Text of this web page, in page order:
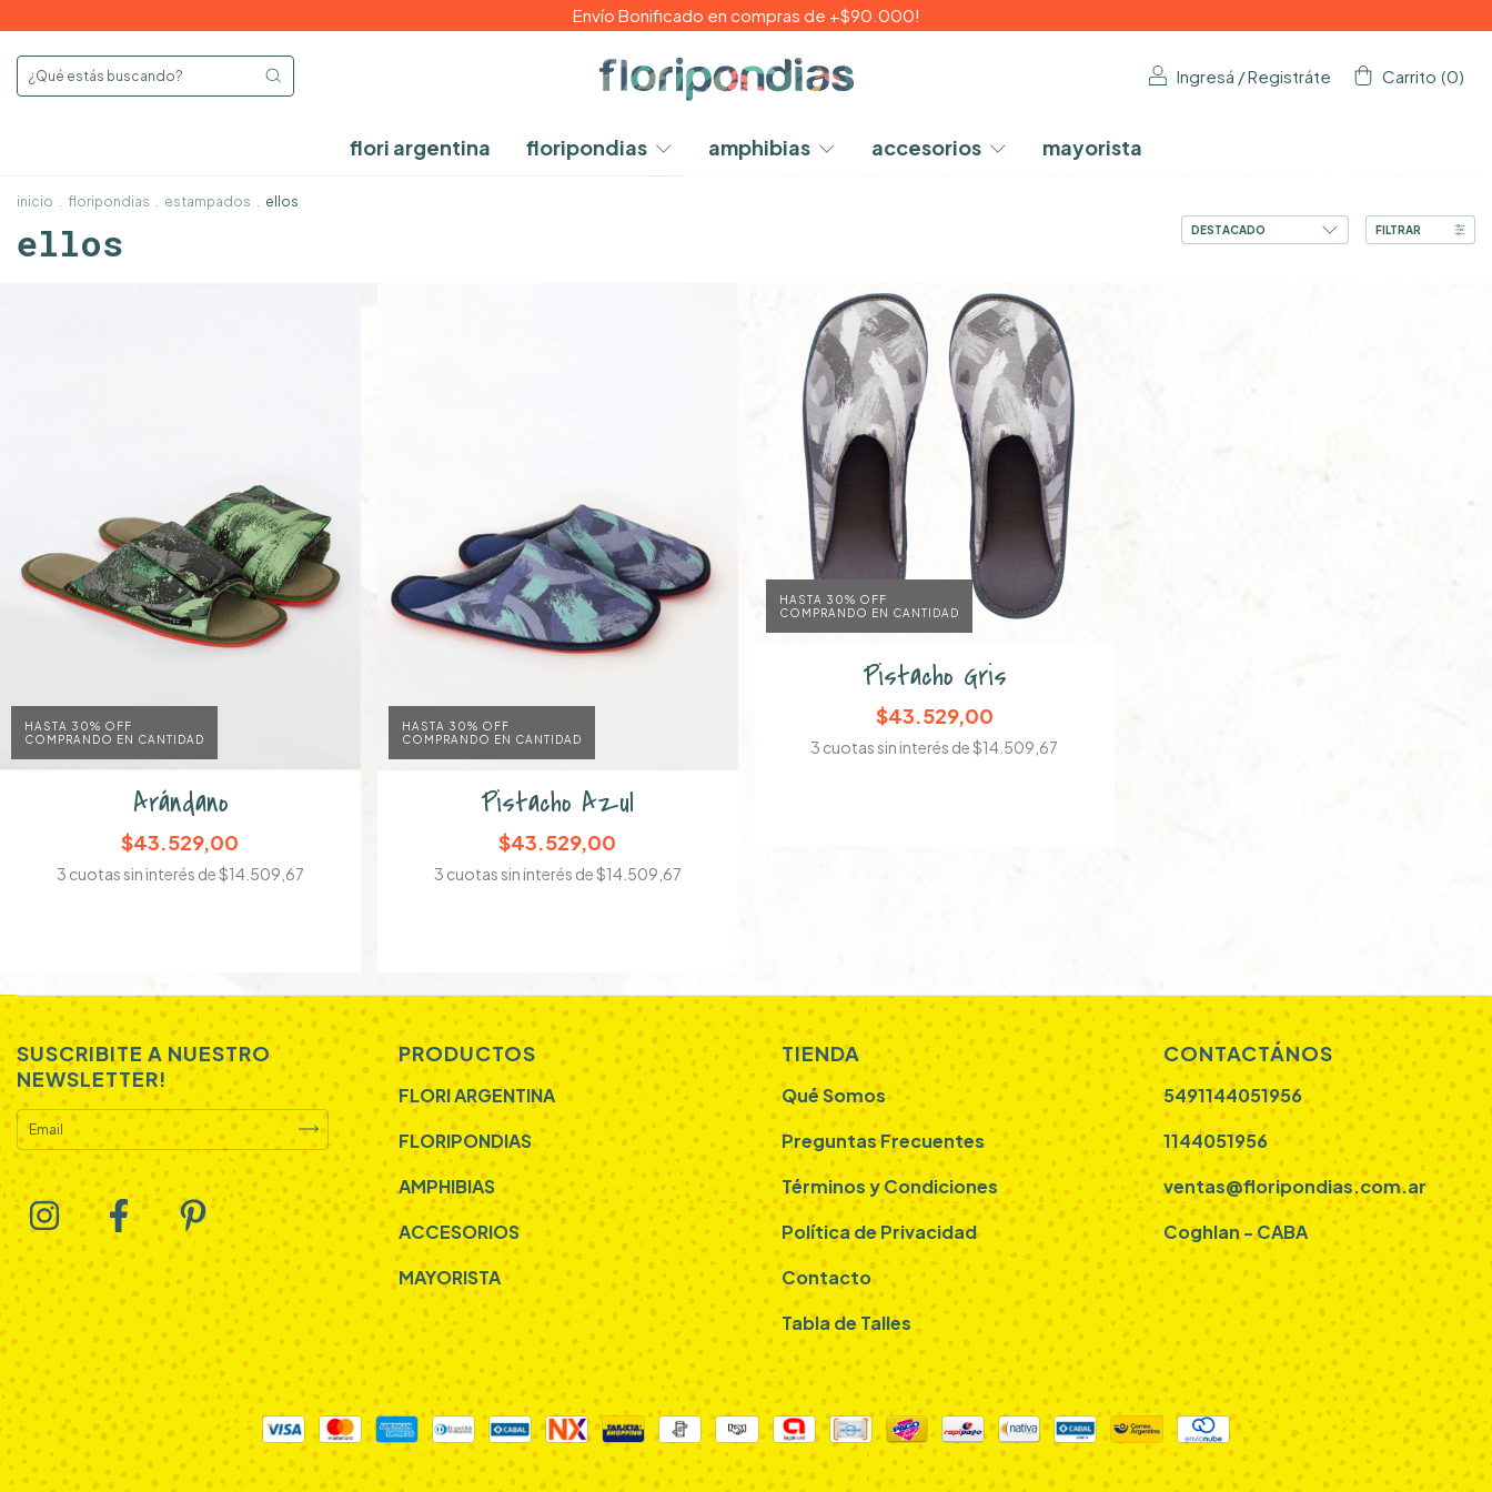
Envío Bonificado en compras de +$90.000!
Ingresá /Registráte Carrito (0)
flori argentina floripondias amphibias accesorios mayorista
inicio . floripondias . estampados . ellos
ellos FILTRAR
HASTA 30% OFF
COMPRANDO EN CANTIDAD
Arándano
$43.529,00
3 cuotas sin interés de$14.509,67
HASTA 30% OFF
COMPRANDO EN CANTIDAD
Pistacho Azul
$43.529,00
3 cuotas sin interés de$14.509,67
HASTA 30% OFF
COMPRANDO EN CANTIDAD
Pistacho Gris
$43.529,00
3 cuotas sin interés de$14.509,67
SUSCRIBITE A NUESTRO
NEWSLETTER!
PRODUCTOS
FLORI ARGENTINA
FLORIPONDIAS
AMPHIBIAS
ACCESORIOS
MAYORISTA
TIENDA
Qué Somos
Preguntas Frecuentes
Términos y Condiciones
Política de Privacidad
Contacto
Tabla de Talles
CONTACTÁNOS
5491144051956
1144051956
ventas@floripondias.com.ar
Coghlan - CABA